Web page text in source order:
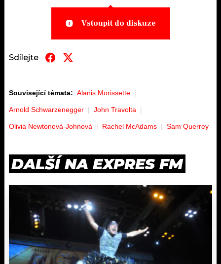
Vstoupit do diskuze
Sdílejte
Související témata: Alanis Morissette
Arnold Schwarzenegger John Travolta
Olivia Newtonová-Johnová Rachel McAdams Sam Querrey
DALŠÍ NA EXPRES FM